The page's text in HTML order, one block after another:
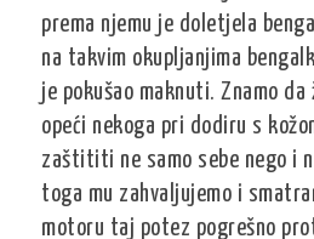
prema njemu je doletjela
na takvim okupljanjima
je pokušao maknuti. Znamo da
opeći nekoga pri dodiru s
zaštititi ne samo sebe nego i
toga mu zahvaljujemo i
motoru taj potez pogrešno